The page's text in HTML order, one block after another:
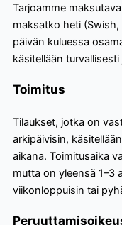
Tarjoamme
maksatko heti
päivän kuluessa
käsitellään
Toimitus
Tilaukset, jotka on
arkipäivisin,
aikana. Toimitusaika
mutta on yleensä 1–3
viikonloppuisin tai